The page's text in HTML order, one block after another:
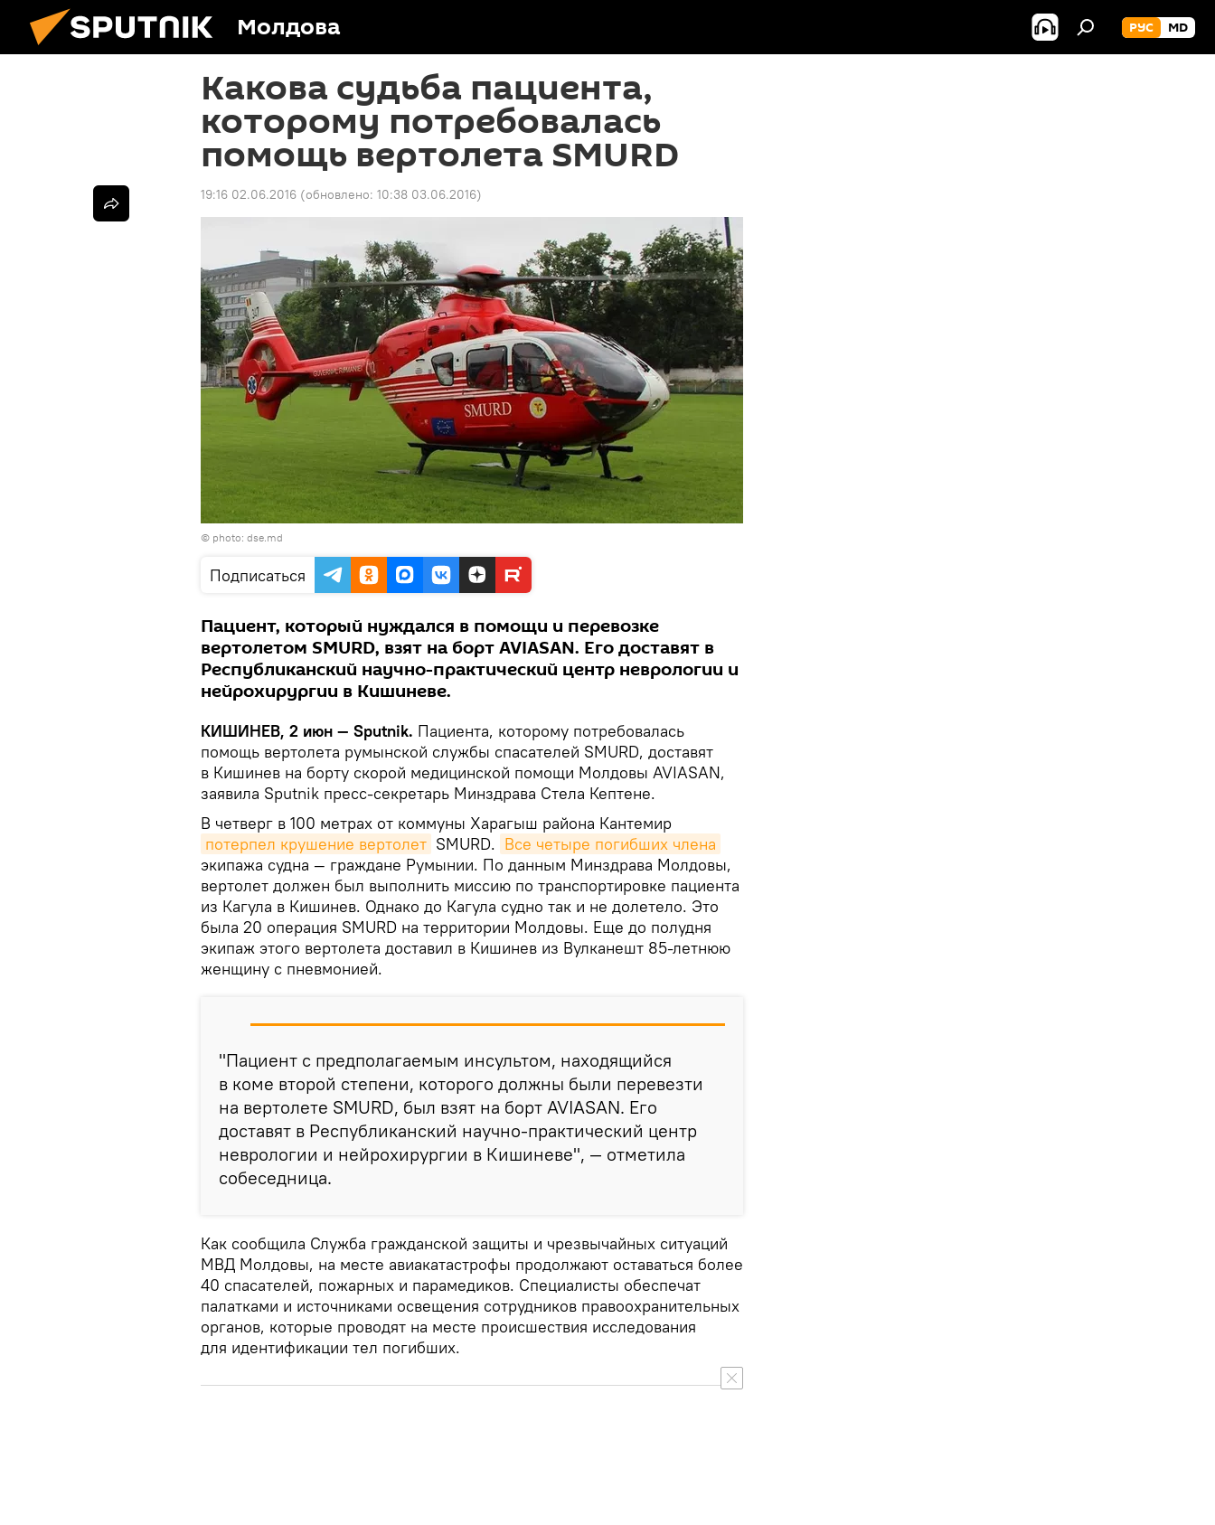
Молдова РУС MD
Какова судьба пациента,
которому потребовалась
помощь вертолета SMURD
19:16 02.06.2016 (обновлено: 10:38 03.06.2016)
© photo: dse.md
Подписаться
Пациент, который нуждался в помощи и перевозке
вертолетом SMURD, взят на борт AVIASAN. Его доставят в
Республиканский научно-практический центр неврологии и
нейрохирургии в Кишиневе.
КИШИНЕВ, 2 июн — Sputnik. Пациента, которому потребовалась
помощь вертолета румынской службы спасателей SMURD, доставят
в Кишинев на борту скорой медицинской помощи Молдовы AVIASAN,
заявила Sputnik пресс-секретарь Минздрава Стела Кептене.
В четверг в 100 метрах от коммуны Харагыш района Кантемир
потерпел крушение вертолет SMURD. Все четыре погибших члена
экипажа судна — граждане Румынии. По данным Минздрава Молдовы,
вертолет должен был выполнить миссию по транспортировке пациента
из Кагула в Кишинев. Однако до Кагула судно так и не долетело. Это
была 20 операция SMURD на территории Молдовы. Еще до полудня
экипаж этого вертолета доставил в Кишинев из Вулканешт 85-летнюю
женщину с пневмонией.
"Пациент с предполагаемым инсультом, находящийся
в коме второй степени, которого должны были перевезти
на вертолете SMURD, был взят на борт AVIASAN. Его
доставят в Республиканский научно-практический центр
неврологии и нейрохирургии в Кишиневе", — отметила
собеседница.
Как сообщила Служба гражданской защиты и чрезвычайных ситуаций
МВД Молдовы, на месте авиакатастрофы продолжают оставаться более
40 спасателей, пожарных и парамедиков. Специалисты обеспечат
палатками и источниками освещения сотрудников правоохранительных
органов, которые проводят на месте происшествия исследования
для идентификации тел погибших.